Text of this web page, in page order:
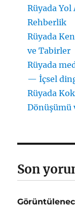
Rüyada Yol
Rehberlik
Rüyada
ve Tabirler
Rüyada
— İçsel
Rüyada
Dönüşümü
Son